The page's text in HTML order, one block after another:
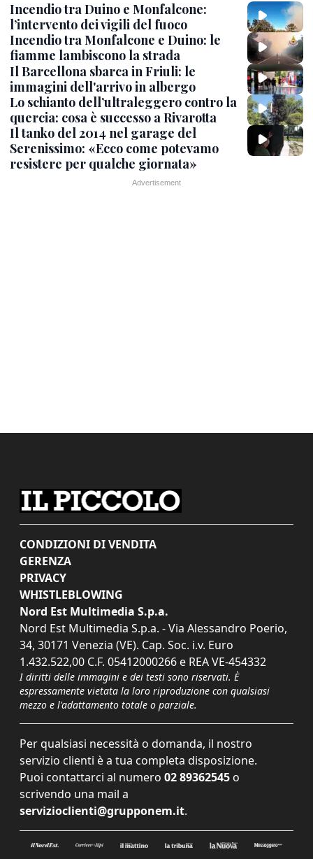
Incendio tra Duino e Monfalcone:
l’intervento dei vigili del fuoco
Incendio tra Monfalcone e Duino: le
fiamme lambiscono la strada
Il Barcellona sbarca in Friuli: le
immagini dell'arrivo in albergo
Lo schianto dell’ultraleggero contro la
quercia: cosa è successo a Rivarotta
Il tanko del 2014 nel garage del
Serenissimo: «Ecco come potevamo
resistere per qualche giornata»
CONDIZIONI DI VENDITA
GERENZA
PRIVACY
WHISTLEBLOWING
Nord Est Multimedia S.p.a.
Nord Est Multimedia S.p.a. - Via Alessandro Poerio,
34, 30171 Venezia (VE). Cap. Soc. i.v. Euro
1.432.522,00 C.F. 05412000266 e REA VE-454332
I diritti delle immagini e dei testi sono riservati. È
espressamente vietata la loro riproduzione con qualsiasi
mezzo e l'adattamento totale o parziale.
Per qualsiasi necessità o domanda, il nostro
servizio clienti è a tua completa disposizione.
Puoi contattarci al numero 02 89362545 o
scrivendo una mail a
servizioclienti@grupponem.it.